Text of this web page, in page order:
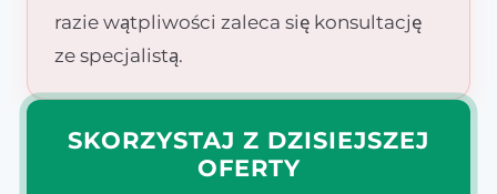
razie wątpliwości zaleca się konsultację
ze specjalistą.
SKORZYSTAJ Z DZISIEJSZEJ
OFERTY